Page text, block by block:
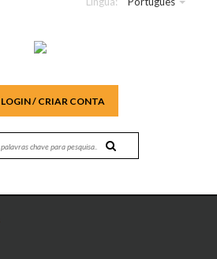
LOGIN / CRIAR CONTA